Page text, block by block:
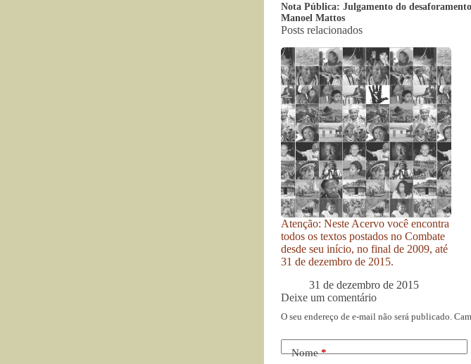
Nota Pública: Julgamento do
Manoel Mattos
Posts relacionados
Atenção: Neste Acervo você encontra
todos os textos postados no Combate
desde seu início, no final de 2009, até
31 de dezembro de 2015.
31 de dezembro de 2015
Deixe um comentário
O seu endereço de e-mail não será publicado.
Nome*